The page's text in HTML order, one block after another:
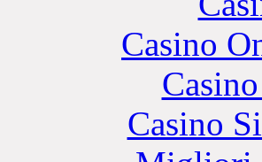
Casino
Casino